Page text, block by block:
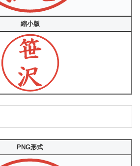
縮小版
PNG形式